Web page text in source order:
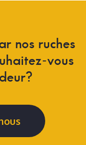
nos ruches
vous